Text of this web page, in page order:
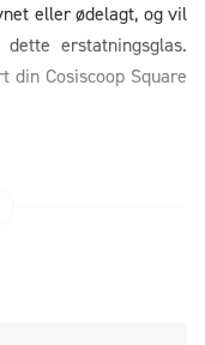
eller ødelagt, og vil
erstatningsglas.
din Cosiscoop Square